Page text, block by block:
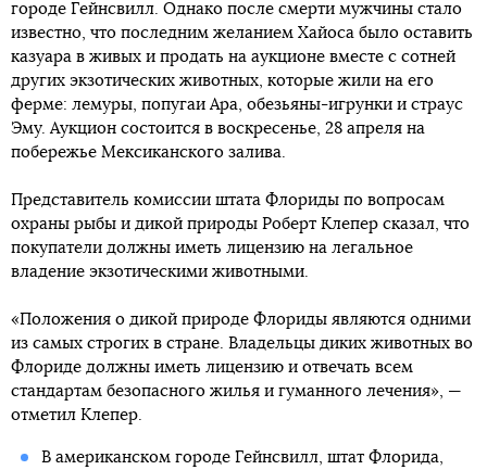
городе Гейнсвилл. Однако после смерти мужчины стало
известно, что последним желанием Хайоса было оставить
казуара в живых и продать на аукционе вместе с сотней
других экзотических животных, которые жили на его
ферме: лемуры, попугаи Ара, обезьяны-игрунки и страус
Эму. Аукцион состоится в воскресенье, 28 апреля на
побережье Мексиканского залива.
Представитель комиссии штата Флориды по вопросам
охраны рыбы и дикой природы Роберт Клепер сказал, что
покупатели должны иметь лицензию на легальное
владение экзотическими животными.
«Положения о дикой природе Флориды являются одними
из самых строгих в стране. Владельцы диких животных во
Флориде должны иметь лицензию и отвечать всем
стандартам безопасного жилья и гуманного лечения», —
отметил Клепер.
В американском городе Гейнсвилл, штат Флорида,